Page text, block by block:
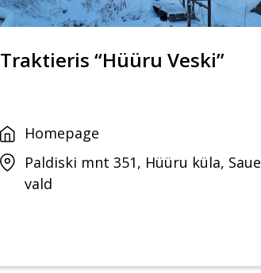
Traktieris “Hüüru Veski”
Homepage
Paldiski mnt 351, Hüüru küla, Saue
vald